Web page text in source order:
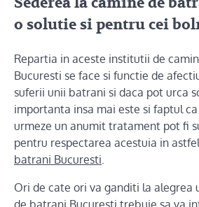
o solutie si pentru cei
Repartia in aceste institutii de
Bucuresti se face si functie de
suferii unii batrani si daca pot urca
importanta insa mai este si faptul
urmeze un anumit tratament pot fi
pentru respectarea acestuia in
batrani Bucuresti
Ori de cate ori va ganditi la alegrea
de batrani Bucuresti trebuie sa va